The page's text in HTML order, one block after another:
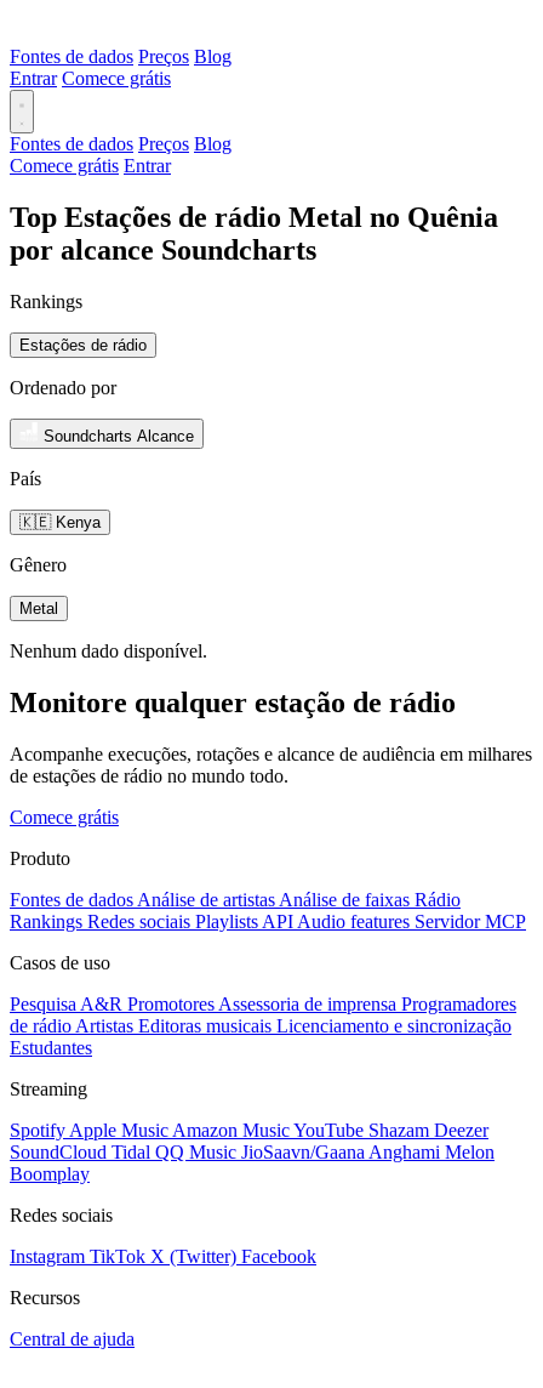
Fontes de dados Preços Blog
Entrar Comece grátis
Fontes de dados Preços Blog
Comece grátis Entrar
Top Estações de rádio Metal no Quênia
por alcance Soundcharts
Rankings
Estações de rádio
Ordenado por
Soundcharts Alcance
País
🇰🇪 Kenya
Gênero
Metal
Nenhum dado disponível.
Monitore qualquer estação de rádio
Acompanhe execuções, rotações e alcance de audiência em milhares
de estações de rádio no mundo todo.
Comece grátis
Produto
Fontes de dados Análise de artistas Análise de faixas Rádio
Rankings Redes sociais Playlists API Audio features Servidor MCP
Casos de uso
Pesquisa A&R Promotores Assessoria de imprensa Programadores
de rádio Artistas Editoras musicais Licenciamento e sincronização
Estudantes
Streaming
Spotify Apple Music Amazon MusicYouTube Shazam Deezer
SoundCloud Tidal QQ Music JioSaavn/Gaana Anghami Melon
Boomplay
Redes sociais
Instagram TikTok X (Twitter) Facebook
Recursos
Central de ajuda